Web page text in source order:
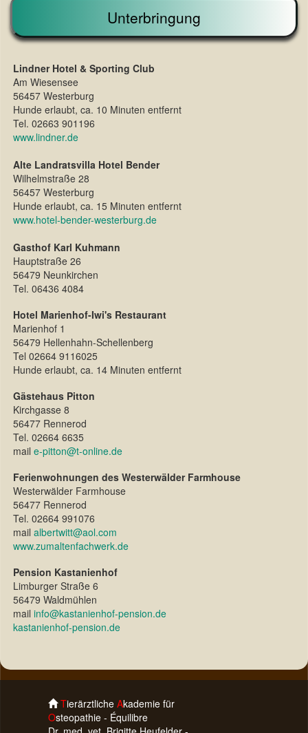
Unterbringung
Lindner Hotel & Sporting Club
Am Wiesensee
56457 Westerburg
Hunde erlaubt, ca. 10 Minuten entfernt
Tel. 02663 901196
www.lindner.de
Alte Landratsvilla Hotel Bender
Wilhelmstraße 28
56457 Westerburg
Hunde erlaubt, ca. 15 Minuten entfernt
www.hotel-bender-westerburg.de
Gasthof Karl Kuhmann
Hauptstraße 26
56479 Neunkirchen
Tel. 06436 4084
Hotel Marienhof-Iwi's Restaurant
Marienhof 1
56479 Hellenhahn-Schellenberg
Tel 02664 9116025
Hunde erlaubt, ca. 14 Minuten entfernt
Gästehaus Pitton
Kirchgasse 8
56477 Rennerod
Tel. 02664 6635
mail e-pitton@t-online.de
Ferienwohnungen des Westerwälder Farmhouse
Westerwälder Farmhouse
56477 Rennerod
Tel. 02664 991076
mail albertwitt@aol.com
www.zumaltenfachwerk.de
Pension Kastanienhof
Limburger Straße 6
56479 Waldmühlen
mail info@kastanienhof-pension.de
kastanienhof-pension.de
Tierärztliche Akademie für
Osteopathie - Équilibre